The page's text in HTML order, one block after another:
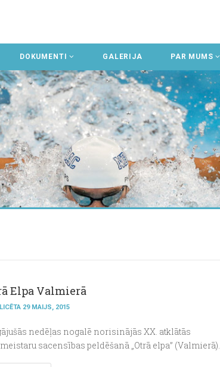
DOKUMENTI GALERIJA PAR MUMS
Elpa Valmierā
29 MAIJS, 2015
nedēļas nogalē norisinājās XX. atklātās
sacensības peldēšanā „Otrā elpa” (Valmierā).